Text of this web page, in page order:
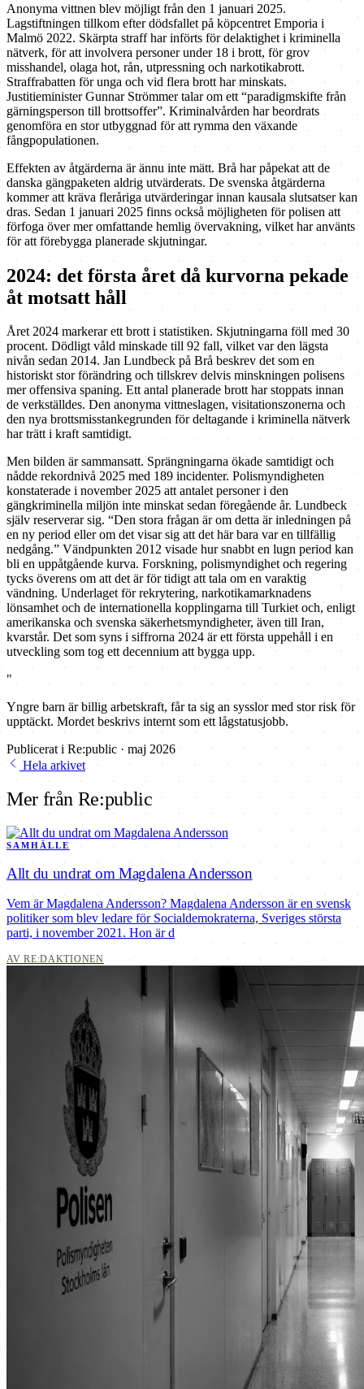
Anonyma vittnen blev möjligt från den 1 januari 2025.
Lagstiftningen tillkom efter dödsfallet på köpcentret Emporia i
Malmö 2022. Skärpta straff har införts för delaktighet i kriminella
nätverk, för att involvera personer under 18 i brott, för grov
misshandel, olaga hot, rån, utpressning och narkotikabrott.
Straffrabatten för unga och vid flera brott har minskats.
Justitieminister Gunnar Strömmer talar om ett “paradigmskifte från
gärningsperson till brottsoffer”. Kriminalvården har beordrats
genomföra en stor utbyggnad för att rymma den växande
fångpopulationen.
Effekten av åtgärderna är ännu inte mätt. Brå har påpekat att de
danska gängpaketen aldrig utvärderats. De svenska åtgärderna
kommer att kräva fleråriga utvärderingar innan kausala slutsatser kan
dras. Sedan 1 januari 2025 finns också möjligheten för polisen att
förfoga över mer omfattande hemlig övervakning, vilket har använts
för att förebygga planerade skjutningar.
2024: det första året då kurvorna pekade
åt motsatt håll
Året 2024 markerar ett brott i statistiken. Skjutningarna föll med 30
procent. Dödligt våld minskade till 92 fall, vilket var den lägsta
nivån sedan 2014. Jan Lundbeck på Brå beskrev det som en
historiskt stor förändring och tillskrev delvis minskningen polisens
mer offensiva spaning. Ett antal planerade brott har stoppats innan
de verkställdes. Den anonyma vittneslagen, visitationszonerna och
den nya brottsmisstankegrunden för deltagande i kriminella nätverk
har trätt i kraft samtidigt.
Men bilden är sammansatt. Sprängningarna ökade samtidigt och
nådde rekordnivå 2025 med 189 incidenter. Polismyndigheten
konstaterade i november 2025 att antalet personer i den
gängkriminella miljön inte minskat sedan föregående år. Lundbeck
själv reserverar sig. “Den stora frågan är om detta är inledningen på
en ny period eller om det visar sig att det här bara var en tillfällig
nedgång.” Vändpunkten 2012 visade hur snabbt en lugn period kan
bli en uppåtgående kurva. Forskning, polismyndighet och regering
tycks överens om att det är för tidigt att tala om en varaktig
vändning. Underlaget för rekrytering, narkotikamarknadens
lönsamhet och de internationella kopplingarna till Turkiet och, enligt
amerikanska och svenska säkerhetsmyndigheter, även till Iran,
kvarstår. Det som syns i siffrorna 2024 är ett första uppehåll i en
utveckling som tog ett decennium att bygga upp.
"
Yngre barn är billig arbetskraft, får ta sig an sysslor med stor risk för
upptäckt. Mordet beskrivs internt som ett lågstatusjobb.
Publicerat i Re:public · maj 2026
Hela arkivet
Mer från Re:public
SAMHÄLLE
Allt du undrat om Magdalena Andersson
Vem är Magdalena Andersson? Magdalena Andersson är en svensk
politiker som blev ledare för Socialdemokraterna, Sveriges största
parti, i november 2021. Hon är d
AV RE:DAKTIONEN